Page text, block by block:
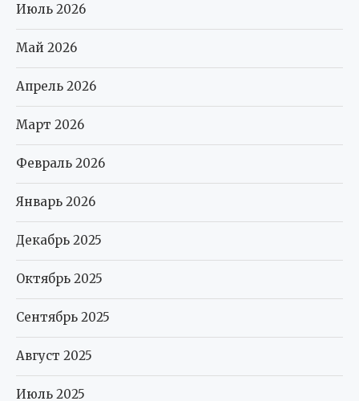
Июль 2026
Май 2026
Апрель 2026
Март 2026
Февраль 2026
Январь 2026
Декабрь 2025
Октябрь 2025
Сентябрь 2025
Август 2025
Июль 2025